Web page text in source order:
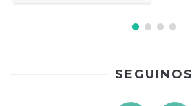
SEGUINOS